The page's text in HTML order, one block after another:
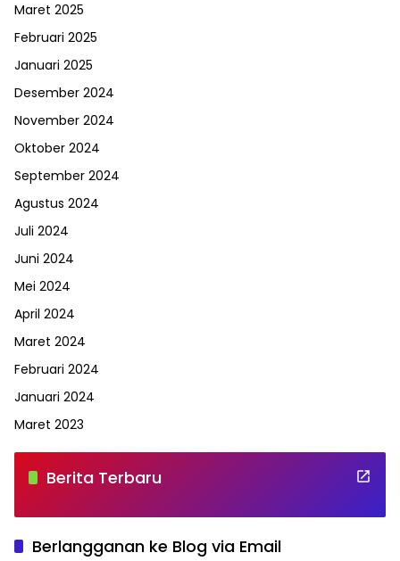
Maret 2025
Februari 2025
Januari 2025
Desember 2024
November 2024
Oktober 2024
September 2024
Agustus 2024
Juli 2024
Juni 2024
Mei 2024
April 2024
Maret 2024
Februari 2024
Januari 2024
Maret 2023
Berita Terbaru
Berlangganan ke Blog via Email